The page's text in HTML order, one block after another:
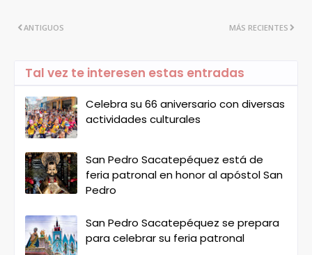
MÁS RECIENTES
ANTIGUOS
Tal vez te interesen estas entradas
Celebra su 66 aniversario con diversas
actividades culturales
San Pedro Sacatepéquez está de
feria patronal en honor al apóstol San
Pedro
San Pedro Sacatepéquez se prepara
para celebrar su feria patronal